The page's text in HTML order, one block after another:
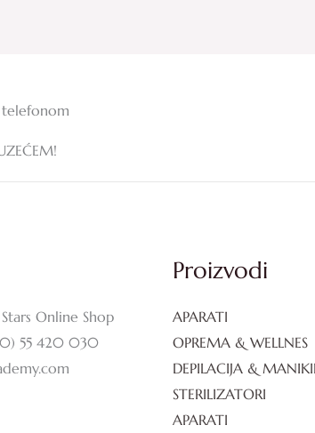
Online Shop
55 420 030
Proizvodi
APARATI
OPREMA & WELLNES
DEPILACIJA &
STERILIZATORI
APARATI